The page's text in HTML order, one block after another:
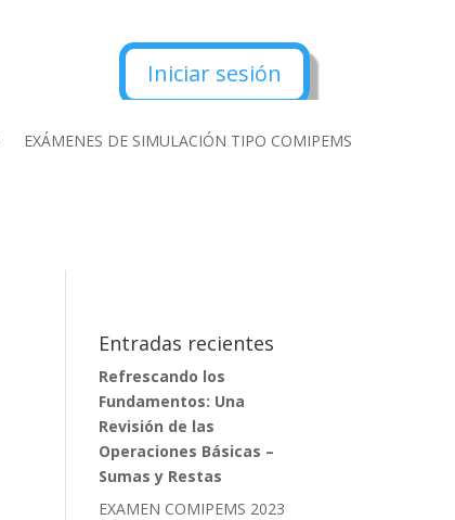
Iniciar sesión
EXÁMENES DE SIMULACIÓN TIPO COMIPEMS
Entradas recientes
Refrescando los
Fundamentos: Una
Revisión de las
Operaciones Básicas –
Sumas y Restas
EXAMEN COMIPEMS 2023